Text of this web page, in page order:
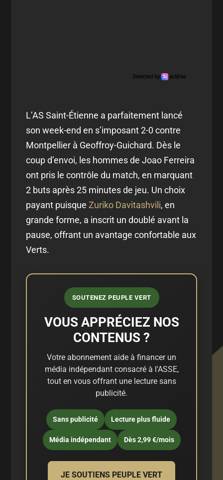
L’AS Saint-Étienne a parfaitement lancé
son week-end en s’imposant 2-0 contre
Montpellier à Geoffroy-Guichard. Dès le
coup d’envoi, les hommes de Joao Ferreira
ont pris le contrôle du match, en marquant
2 buts après 25 minutes de jeu. Un choix
payant puisque Zuriko Davitashvili, en
grande forme, a inscrit un doublé avant la
pause, offrant un avantage confortable aux
Verts.
SOUTENEZ PEUPLE VERT
VOUS APPRÉCIEZ NOS
CONTENUS ?
Votre abonnement aide à financer un
média indépendant consacré à l'ASSE,
tout en vous offrant une lecture sans
publicité.
Sans publicité Lecture plus fluide
Média indépendant Dès 2,99 €/mois
JE SOUTIENS PEUPLE VERT